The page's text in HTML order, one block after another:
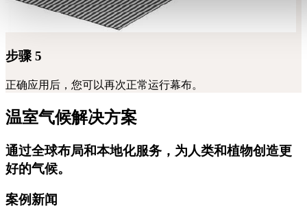
步骤 5
正确应用后，您可以再次正常运行幕布。
温室气候解决方案
通过全球布局和本地化服务 ，为人类和植物创造更
好的气候。
案例新闻